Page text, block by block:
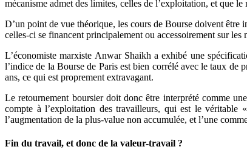
mécanisme admet des limites, celles de l’exploitation, et que
D’un point de vue théorique, les cours de Bourse doivent être
celles-ci se financent principalement ou accessoirement sur
L’économiste marxiste Anwar Shaikh a exhibé une
l’indice de la Bourse de Paris est bien corrélé avec le taux
ans, ce qui est proprement extravagant.
Le retournement boursier doit donc être interprété comme
compte à l’exploitation des travailleurs, qui est le véritable
l’augmentation de la plus-value non accumulée, et l’une
Fin du travail, et donc de la valeur-travail ?